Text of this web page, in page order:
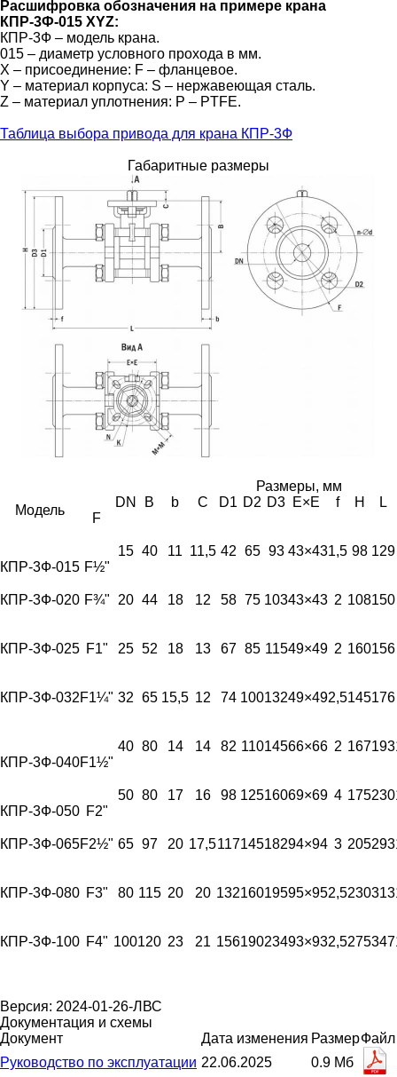
Расшифровка обозначения на примере крана
КПР-3Ф-015 XYZ:
КПР-3Ф – модель крана.
015 – диаметр условного прохода в мм.
X – присоединение: F – фланцевое.
Y – материал корпуса: S – нержавеющая сталь.
Z – материал уплотнения: P – PTFE.
Таблица выбора привода для крана КПР-3Ф
Габаритные размеры
Модель
Размеры, мм
F
DN B b C D1 D2 D3 E×E f H L
КПР-3Ф-015 F½"
15 40 11 11,5 42 65 93 43×431,5 98 129
КПР-3Ф-020 F¾" 20 44 18 12 58 75 10343×43 2 108150
КПР-3Ф-025 F1" 25 52 18 13 67 85 11549×49 2 160156
КПР-3Ф-032F1¼" 32 65 15,5 12 74 10013249×492,5145176
КПР-3Ф-040F1½"
40 80 14 14 82 11014566×66 2 167193
КПР-3Ф-050 F2"
50 80 17 16 98 12516069×69 4 175230
КПР-3Ф-065F2½" 65 97 20 17,511714518294×94 3 205293
КПР-3Ф-080 F3" 80 115 20 20 13216019595×952,5230313
КПР-3Ф-100 F4" 100120 23 21 15619023493×932,5275347
Версия: 2024-01-26-ЛВС
Документация и схемы
Документ
Дата изменения РазмерФайл
Руководство по эксплуатации 22.06.2025
0.9 Мб